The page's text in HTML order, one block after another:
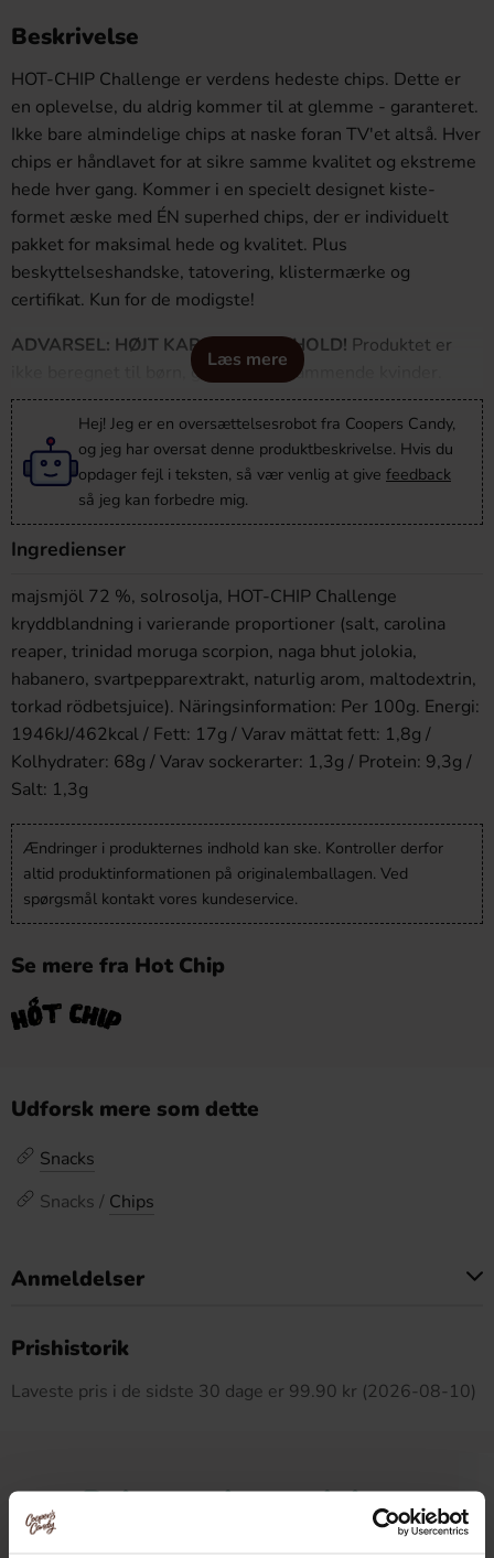
Beskrivelse
HOT-CHIP Challenge er verdens hedeste chips. Dette er
en oplevelse, du aldrig kommer til at glemme - garanteret.
Ikke bare almindelige chips at naske foran TV'et altså. Hver
chips er håndlavet for at sikre samme kvalitet og ekstreme
hede hver gang. Kommer i en specielt designet kiste-
formet æske med ÉN superhed chips, der er individuelt
pakket for maksimal hede og kvalitet. Plus
beskyttelseshandske, tatovering, klistermærke og
certifikat. Kun for de modigste!
ADVARSEL: HØJT KAPSAICININDHOLD! Produktet er
ikke beregnet til børn, gravide eller ammende kvinder.
Opbevares utilgængeligt for børn. Undgå forbrug hvis du er
allergisk mod kapsaicin eller har helbredsproblemer (især
mave- og tarmproblemer, mavesår eller hjerte-kar-
sygdomme). Undgå at spise på fastende mave. Under
forbrug anbefales det kraftigt at bruge
beskyttelseshandsker som medfølger i emballagen og
undgå kulsyreholdige drikkevarer. Ved langvarige
vejrtrækningsproblemer efter forbrug, søg lægehjælp.
Anbefalet portion er en halv chip. For at mildne varmen
anbefales mælk eller mejeriprodukter. Overvej grundigt
om du virkelig kan håndtere et så højt niveau af styrke.
Læs mere
Hej! Jeg er en oversættelsesrobot fra Coopers Candy,
og jeg har oversat denne produktbeskrivelse. Hvis du
opdager fejl i teksten, så vær venlig at give feedback
så jeg kan forbedre mig.
Ingredienser
majsmjöl 72 %, solrosolja, HOT-CHIP Challenge
kryddblandning i varierande proportioner (salt, carolina
reaper, trinidad moruga scorpion, naga bhut jolokia,
habanero, svartpepparextrakt, naturlig arom, maltodextrin,
torkad rödbetsjuice). Näringsinformation: Per 100g. Energi:
1946kJ/462kcal / Fett: 17g / Varav mättat fett: 1,8g /
Kolhydrater: 68g / Varav sockerarter: 1,3g / Protein: 9,3g /
Salt: 1,3g
Ændringer i produkternes indhold kan ske. Kontroller derfor
altid produktinformationen på originalemballagen. Ved
spørgsmål kontakt vores kundeservice.
Se mere fra Hot Chip
Udforsk mere som dette
Snacks
Snacks / Chips
Anmeldelser
Prishistorik
Laveste pris i de sidste 30 dage er 99.90 kr (2026-08-10)
Relaterede produkter